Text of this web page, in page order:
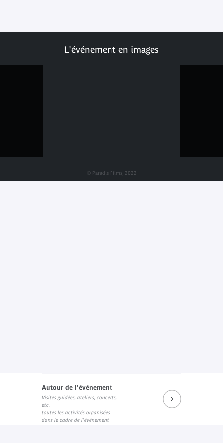
L'événement en images
© Paradis Films, 2022
Autour de l'événement
Visites guidées, ateliers, concerts,
etc.
toutes les activités organisées
dans le cadre de l'événement